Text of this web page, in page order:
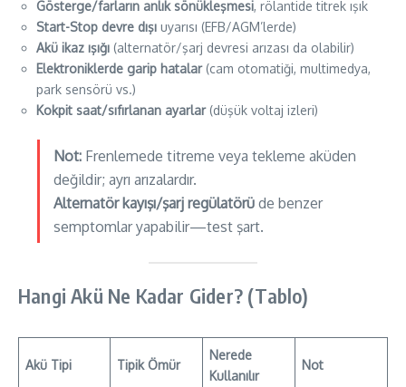
Gösterge/farların anlık sönükleşmesi, rölantide titrek ışık
Start-Stop devre dışı uyarısı (EFB/AGM’lerde)
Akü ikaz ışığı (alternatör/şarj devresi arızası da olabilir)
Elektroniklerde garip hatalar(cam otomatiği, multimedya,
park sensörü vs.)
Kokpit saat/sıfırlanan ayarlar(düşük voltaj izleri)
Not: Frenlemede titreme veya tekleme aküden
değildir; ayrı arızalardır.
Alternatör kayışı/şarj regülatörü de benzer
semptomlar yapabilir—test şart.
Hangi Akü Ne Kadar Gider? (Tablo)
Akü Tipi Tipik Ömür
Nerede
Kullanılır
Not